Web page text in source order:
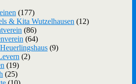
(177)
& Kita Wutzelhausen (12)
(86)
(64)
Heuerlingshaus (9)
(2)
(19)
(25)